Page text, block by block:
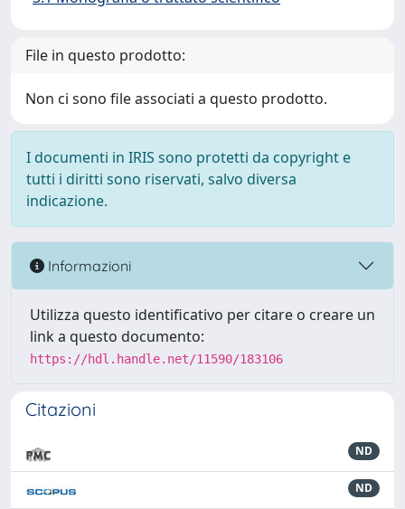
File in questo prodotto:
Non ci sono file associati a questo prodotto.
I documenti in IRIS sono protetti da copyright e
tutti i diritti sono riservati, salvo diversa
indicazione.
Informazioni
Utilizza questo identificativo per citare o creare un
link a questo documento:
https://hdl.handle.net/11590/183106
Citazioni
ND
ND